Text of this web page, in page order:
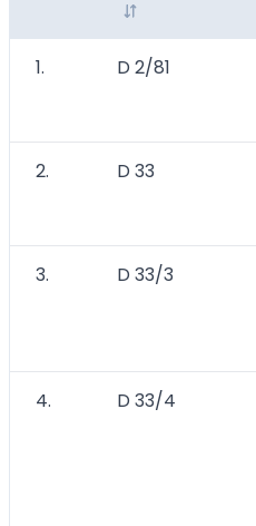
1. D 2/81
2. D 33
3. D 33/3
4. D 33/4